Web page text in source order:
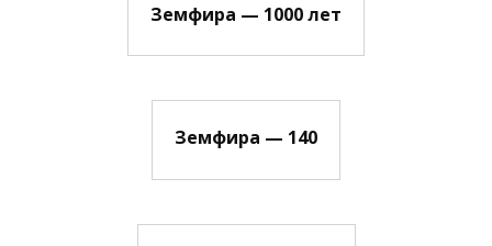
Земфира — 1000 лет
Земфира — 140